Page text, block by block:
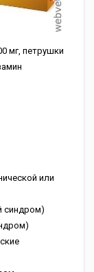
мг, петрушки
или
синдром)